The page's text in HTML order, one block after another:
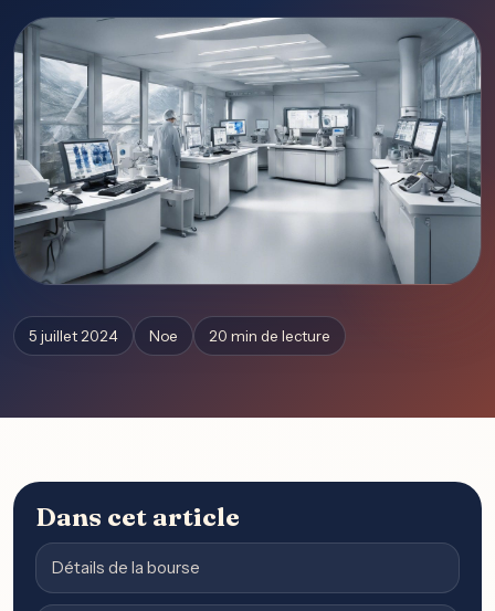
5 juillet 2024 Noe 20 min de lecture
Dans cet article
Détails de la bourse